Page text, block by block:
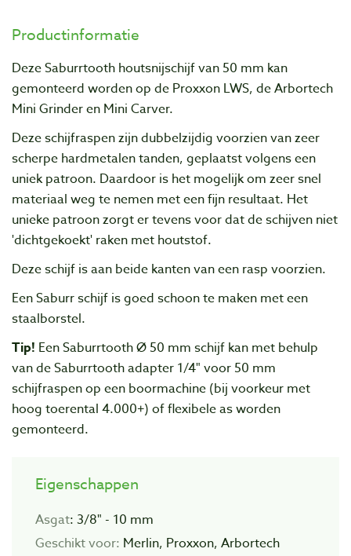
Productinformatie
Deze Saburrtooth houtsnijschijf van 50 mm kan
gemonteerd worden op de Proxxon LWS, de Arbortech
Mini Grinder en Mini Carver.
Deze schijfraspen zijn dubbelzijdig voorzien van zeer
scherpe hardmetalen tanden, geplaatst volgens een
uniek patroon. Daardoor is het mogelijk om zeer snel
materiaal weg te nemen met een fijn resultaat. Het
unieke patroon zorgt er tevens voor dat de schijven niet
'dichtgekoekt' raken met houtstof.
Deze schijf is aan beide kanten van een rasp voorzien.
Een Saburr schijf is goed schoon te maken met een
staalborstel.
Tip! Een Saburrtooth Ø 50 mm schijf kan met behulp
van de Saburrtooth adapter 1/4" voor 50 mm
schijfraspen op een boormachine (bij voorkeur met
hoog toerental 4.000+) of flexibele as worden
gemonteerd.
Eigenschappen
Asgat: 3/8" - 10 mm
Geschikt voor: Merlin, Proxxon, Arbortech